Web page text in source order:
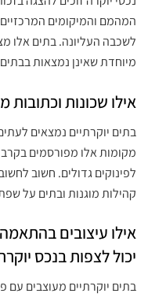
המהמם והמיקומים
לשכבה העליונה. בתים אלו
מיוחדת שאינן נמצאות בבתים
אילו שכונות וכתובות
בתים יוקרתיים נמצאים
מקומות אלו מפורסמים
לפינוקים גדולים. חשוב
קהילות מוגנות ובתים על
אילו עיצובים בהתאמה
יכול לצפות בנכס
בתים יוקרתיים מעוצבים עם